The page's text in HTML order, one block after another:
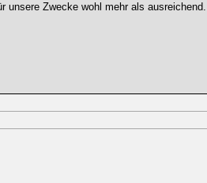
unsere Zwecke wohl mehr als ausreichend.